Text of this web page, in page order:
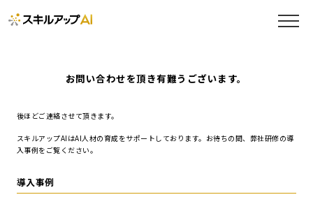
お問い合わせを頂き有難うございます。
後ほどご連絡させて頂きます。
スキルアップAIはAI人材の育成をサポートしております。お待ちの間、弊社研修の導
入事例をご覧ください。
導入事例